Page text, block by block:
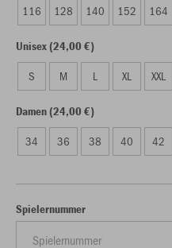
116 128 140 152 164
Unisex (24,00 €)
S M L XL XXL
Damen (24,00 €)
34 36 38 40 42
Spielernummer